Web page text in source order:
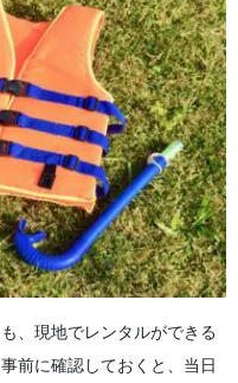
、現地でレンタルができる
前に確認しておくと、当日